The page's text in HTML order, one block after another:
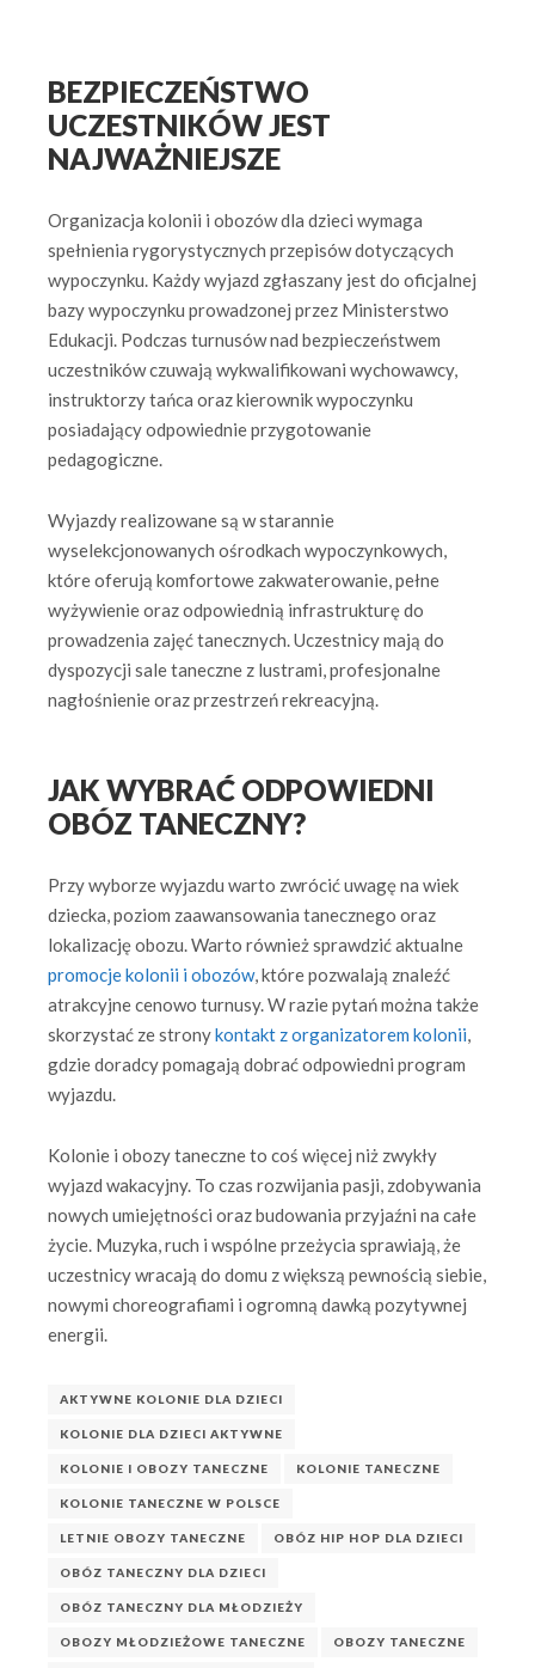
BEZPIECZEŃSTWO
UCZESTNIKÓW JEST
NAJWAŻNIEJSZE
Organizacja kolonii i obozów dla dzieci wymaga
spełnienia rygorystycznych przepisów dotyczących
wypoczynku. Każdy wyjazd zgłaszany jest do oficjalnej
bazy wypoczynku prowadzonej przez Ministerstwo
Edukacji. Podczas turnusów nad bezpieczeństwem
uczestników czuwają wykwalifikowani wychowawcy,
instruktorzy tańca oraz kierownik wypoczynku
posiadający odpowiednie przygotowanie
pedagogiczne.
Wyjazdy realizowane są w starannie
wyselekcjonowanych ośrodkach wypoczynkowych,
które oferują komfortowe zakwaterowanie, pełne
wyżywienie oraz odpowiednią infrastrukturę do
prowadzenia zajęć tanecznych. Uczestnicy mają do
dyspozycji sale taneczne z lustrami, profesjonalne
nagłośnienie oraz przestrzeń rekreacyjną.
JAK WYBRAĆ ODPOWIEDNI
OBÓZ TANECZNY?
Przy wyborze wyjazdu warto zwrócić uwagę na wiek
dziecka, poziom zaawansowania tanecznego oraz
lokalizację obozu. Warto również sprawdzić aktualne
promocje kolonii i obozów, które pozwalają znaleźć
atrakcyjne cenowo turnusy. W razie pytań można także
skorzystać ze stronykontakt z organizatorem kolonii,
gdzie doradcy pomagają dobrać odpowiedni program
wyjazdu.
Kolonie i obozy taneczne to coś więcej niż zwykły
wyjazd wakacyjny. To czas rozwijania pasji, zdobywania
nowych umiejętności oraz budowania przyjaźni na całe
życie. Muzyka, ruch i wspólne przeżycia sprawiają, że
uczestnicy wracają do domu z większą pewnością siebie,
nowymi choreografiami i ogromną dawką pozytywnej
energii.
AKTYWNE KOLONIE DLA DZIECI
KOLONIE DLA DZIECI AKTYWNE
KOLONIE I OBOZY TANECZNE KOLONIE TANECZNE
KOLONIE TANECZNE W POLSCE
LETNIE OBOZY TANECZNE OBÓZ HIP HOP DLA DZIECI
OBÓZ TANECZNY DLA DZIECI
OBÓZ TANECZNY DLA MŁODZIEŻY
OBOZY MŁODZIEŻOWE TANECZNE OBOZY TANECZNE